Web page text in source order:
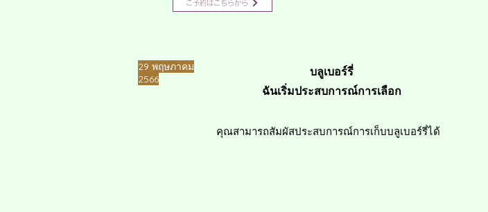
ご予約はこちらから
​29 พฤษภาคม
2566
​บลูเบอร์รี่
ฉันเริ่มประสบการณ์การเลือก
คุณสามารถสัมผัสประสบการณ์การเก็บบลูเบอร์รี่ได้